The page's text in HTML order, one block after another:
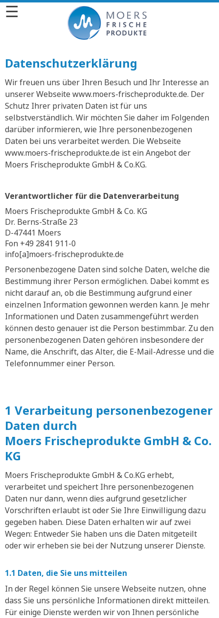
☰
Datenschutzerklärung
Wir freuen uns über Ihren Besuch und Ihr Interesse an
unserer Webseite www.moers-frischeprodukte.de. Der
Schutz Ihrer privaten Daten ist für uns
selbstverständlich. Wir möchten Sie daher im Folgenden
darüber informieren, wie Ihre personenbezogenen
Daten bei uns verarbeitet werden. Die Webseite
www.moers-frischeprodukte.de ist ein Angebot der
Moers Frischeprodukte GmbH & Co.KG.
Verantwortlicher für die Datenverarbeitung
Moers Frischeprodukte GmbH & Co. KG
Dr. Berns-Straße 23
D-47441 Moers
Fon +49 2841 911-0
info[a]moers-frischeprodukte.de
Personenbezogene Daten sind solche Daten, welche die
Bestimmung ihrer Person ermöglichen. Dabei kommt es
nicht darauf an, ob die Bestimmung aufgrund einer
einzelnen Information gewonnen werden kann. Je mehr
Informationen und Daten zusammengeführt werden
können desto genauer ist die Person bestimmbar. Zu den
personenbezogenen Daten gehören insbesondere der
Name, die Anschrift, das Alter, die E-Mail-Adresse und die
Telefonnummer einer Person.
1 Verarbeitung personenbezogener
Daten durch
Moers Frischeprodukte GmbH & Co.
KG
Moers Frischeprodukte GmbH & Co.KG erhebt,
verarbeitet und speichert Ihre personenbezogenen
Daten nur dann, wenn dies aufgrund gesetzlicher
Vorschriften erlaubt ist oder Sie Ihre Einwilligung dazu
gegeben haben. Diese Daten erhalten wir auf zwei
Wegen: Entweder Sie haben uns die Daten mitgeteilt
oder wir erheben sie bei der Nutzung unserer Dienste.
1.1 Daten, die Sie uns mitteilen
In der Regel können Sie unsere Webseite nutzen, ohne
dass Sie uns persönliche Informationen direkt mitteilen.
Für einige Dienste werden wir von Ihnen persönliche